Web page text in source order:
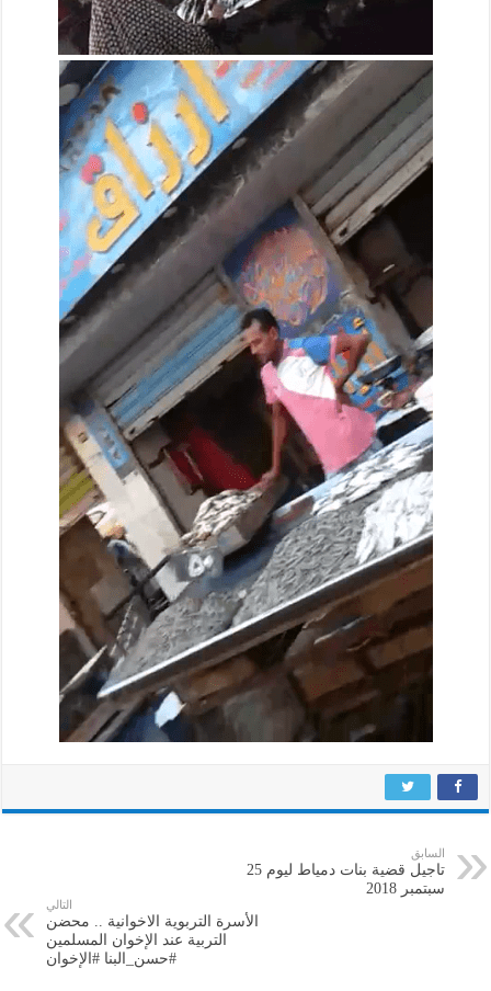
السابق
تاجيل قضية بنات دمياط ليوم 25
سبتمبر 2018
التالي
الأسرة التربوية الاخوانية .. محضن
التربية عند الإخوان المسلمين
#حسن_البنا #الإخوان